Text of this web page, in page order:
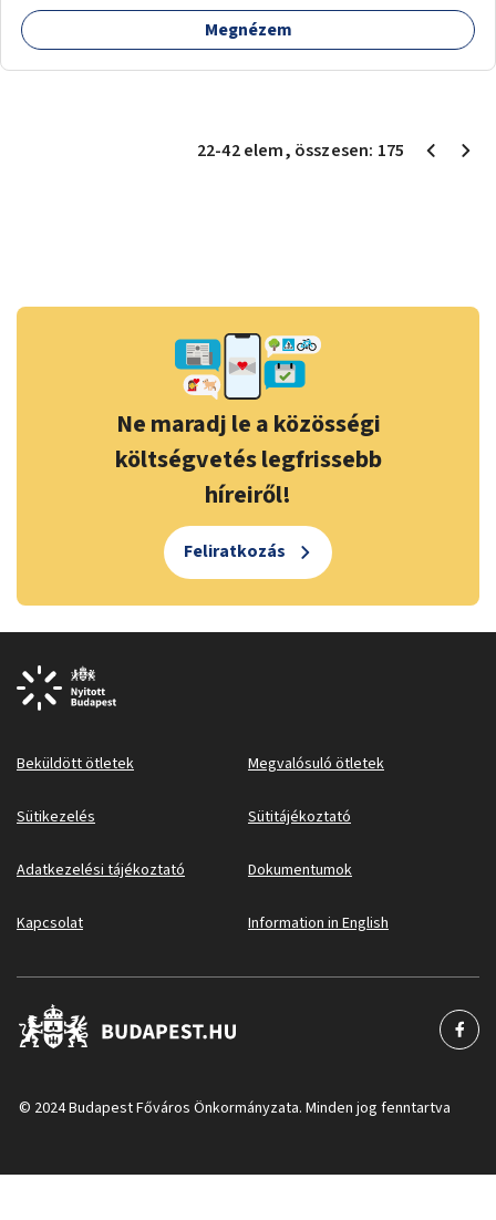
Megnézem
22-42elem, összesen: 175
Ne maradj le a közösségi
költségvetés legfrissebb
híreiről!
Feliratkozás
Beküldött ötletek Megvalósuló ötletek
Sütikezelés Sütitájékoztató
Adatkezelési tájékoztató Dokumentumok
Kapcsolat Information in English
© 2024 Budapest Főváros Önkormányzata. Minden jog fenntartva